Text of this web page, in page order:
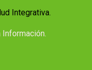
Integrativa.